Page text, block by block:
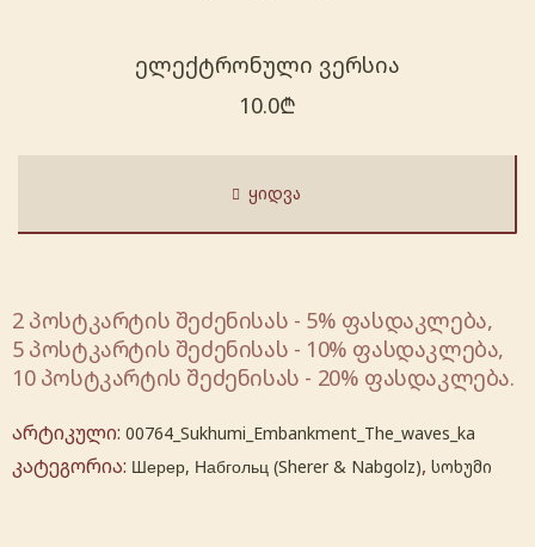
ელექტრონული ვერსია
10.0₾
ᲧᲘᲓᲕᲐ
2 პოსტკარტის შეძენისას - 5% ფასდაკლება,
5 პოსტკარტის შეძენისას - 10% ფასდაკლება,
10 პოსტკარტის შეძენისას - 20% ფასდაკლება.
არტიკული: 00764_Sukhumi_Embankment_The_waves_ka
კატეგორია: Шерер, Набгольц (Sherer & Nabgolz), სოხუმი